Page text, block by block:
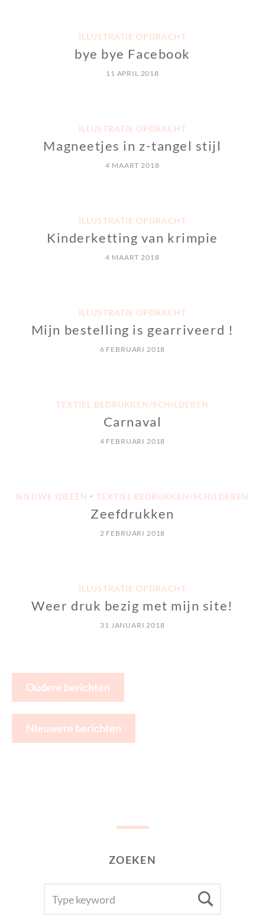
ILLUSTRATIE OPDRACHT
bye bye Facebook
11 APRIL 2018
ILLUSTRATIE OPDRACHT
Magneetjes in z-tangel stijl
4 MAART 2018
ILLUSTRATIE OPDRACHT
Kinderketting van krimpie
4 MAART 2018
ILLUSTRATIE OPDRACHT
Mijn bestelling is gearriveerd !
6 FEBRUARI 2018
TEXTIEL BEDRUKKEN/SCHILDEREN
Carnaval
4 FEBRUARI 2018
NIEUWE IDEEËN • TEXTIEL BEDRUKKEN/SCHILDEREN
Zeefdrukken
2 FEBRUARI 2018
ILLUSTRATIE OPDRACHT
Weer druk bezig met mijn site!
31 JANUARI 2018
Berichtennavigatie
Oudere berichten
Nieuwere berichten
ZOEKEN
FOR: